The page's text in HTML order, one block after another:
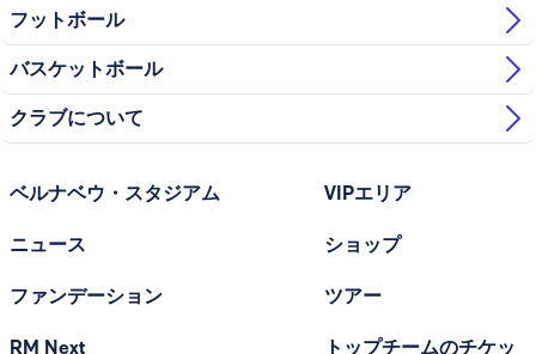
フットボール
バスケットボール
クラブについて
ベルナベウ・スタジアム
ニュース
ファンデーション
RM Next
VIPエリア
ショップ
ツアー
トップチームのチケッ